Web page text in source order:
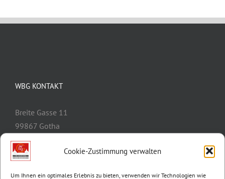
Cookie-Zustimmung verwalten
Um Ihnen ein optimales Erlebnis zu bieten, verwenden wir Technologien wie
WBG KONTAKT
Breite Gasse 11
99867 Gotha
Telefon:
E-Mail:
info@wbg-gotha.de